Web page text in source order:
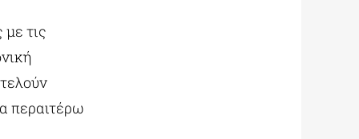
τις
περαιτέρω